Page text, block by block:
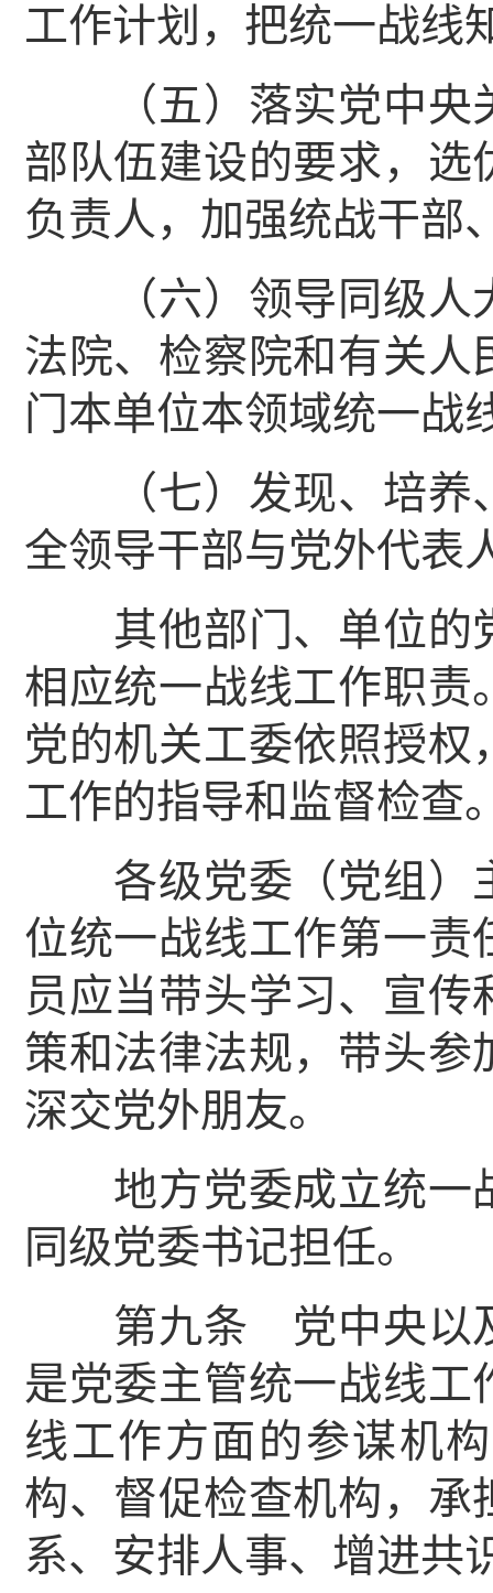
工作计划，把统一战线
（五）落实党中央
部队伍建设的要求，
负责人，加强统战干部
（六）领导同级人
法院、检察院和有关
门本单位本领域统一战
（七）发现、培养
全领导干部与党外代表
其他部门、单位的
相应统一战线工作职责
党的机关工委依照授
工作的指导和监督检查
各级党委（党组）
位统一战线工作第一责
员应当带头学习、宣
策和法律法规，带头参
深交党外朋友。
地方党委成立统一
同级党委书记担任。
第九条 党中央以及
是党委主管统一战线
线工作方面的参谋机
构、督促检查机构，承
系、安排人事、增进共